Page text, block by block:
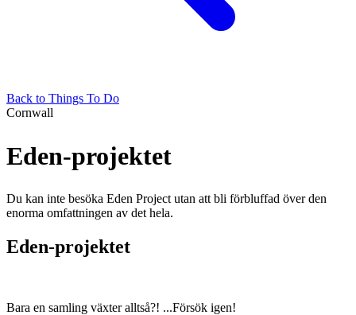
Back to Things To Do
Cornwall
Eden-projektet
Du kan inte besöka Eden Project utan att bli förbluffad över den
enorma omfattningen av det hela.
Eden-projektet
Bara en samling växter alltså?! ...Försök igen!